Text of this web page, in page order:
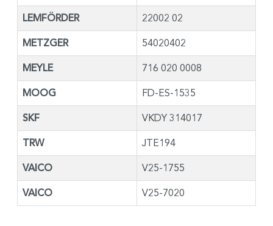
LEMFÖRDER 22002 02
METZGER 54020402
MEYLE 716 020 0008
MOOG FD-ES-1535
SKF VKDY 314017
TRW JTE194
VAICO V25-1755
VAICO V25-7020